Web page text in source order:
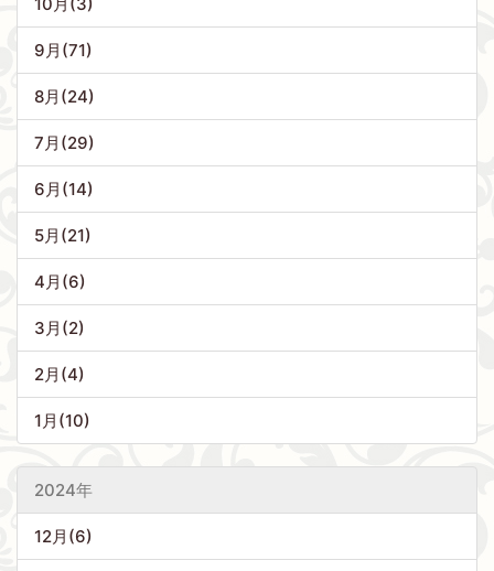
9月(71)
8月(24)
7月(29)
6月(14)
5月(21)
4月(6)
3月(2)
2月(4)
1月(10)
2024年
12月(6)